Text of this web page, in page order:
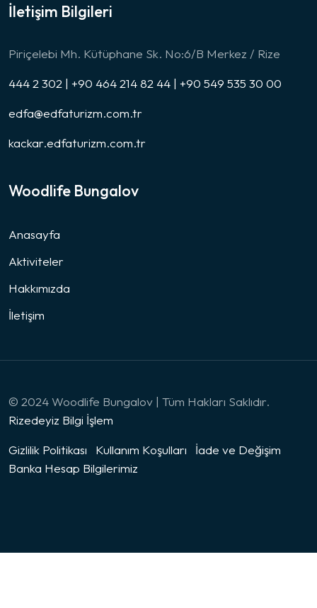
İletişim Bilgileri
Piriçelebi Mh. Kütüphane Sk. No:6/B Merkez / Rize
444 2 302 | +90 464 214 82 44 | +90 549 535 30 00
edfa@edfaturizm.com.tr
kackar.edfaturizm.com.tr
Woodlife Bungalov
Anasayfa
Aktiviteler
Hakkımızda
İletişim
© 2024 Woodlife Bungalov | Tüm Hakları Saklıdır.
Rizedeyiz Bilgi İşlem
Gizlilik Politikası
Kullanım Koşulları
İade ve Değişim
Banka Hesap Bilgilerimiz